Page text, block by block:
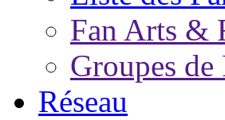
Fan Arts &
Groupes de
Réseau